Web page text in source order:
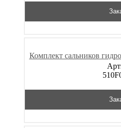
Комплект сальников